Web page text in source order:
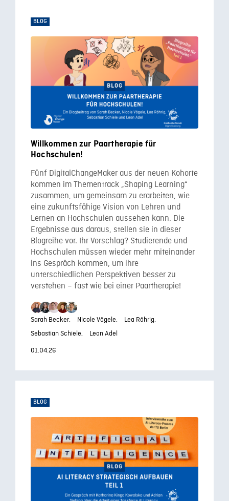
BLOG
Willkommen zur Paartherapie für
Hochschulen!
Fünf DigitalChangeMaker aus der neuen Kohorte
kommen im Thementrack „Shaping Learning“
zusammen, um gemeinsam zu erarbeiten, wie
eine zukunftsfähige Vision von Lehren und
Lernen an Hochschulen aussehen kann. Die
Ergebnisse aus daraus, stellen sie in dieser
Blogreihe vor. Ihr Vorschlag? Studierende und
Hochschulen müssen wieder mehr miteinander
ins Gespräch kommen, um ihre
unterschiedlichen Perspektiven besser zu
verstehen – fast wie bei einer Paartherapie!
Sarah Becker, Nicole Vögele,
Lea Röhrig,
Sebastian Schiele,
Leon Adel
01.04.26
BLOG